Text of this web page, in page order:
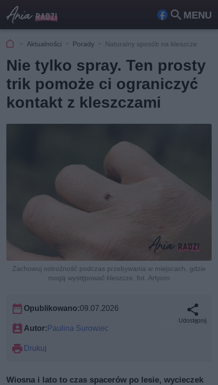
MENU
Fa
ook
Szu
kaj
Aktualności Porady Naturalny sposób na kleszcze
Nie tylko spray. Ten prosty
trik pomoże ci ograniczyć
kontakt z kleszczami
Zachowuj ostrożność podczas przebywania w miejscach, gdzie
mogą występować kleszcze, fot. Artyom
Opublikowano:09.07.2026
Autor:Paulina Surowiec
Drukuj
Udostępnij
Wiosna i lato to czas spacerów po lesie, wycieczek